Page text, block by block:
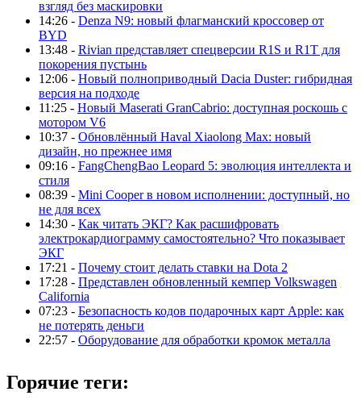
взгляд без маскировки
14:26 - Denza N9: новый флагманский кроссовер от
BYD
13:48 - Rivian представляет спецверсии R1S и R1T для
покорения пустынь
12:06 - Новый полноприводный Dacia Duster: гибридная
версия на подходе
11:25 - Новый Maserati GranCabrio: доступная роскошь с
мотором V6
10:37 - Обновлённый Haval Xiaolong Max: новый
дизайн, но прежнее имя
09:16 - FangChengBao Leopard 5: эволюция интеллекта и
стиля
08:39 - Mini Cooper в новом исполнении: доступный, но
не для всех
14:30 - Как читать ЭКГ? Как расшифровать
электрокардиограмму самостоятельно? Что показывает
ЭКГ
17:21 - Почему стоит делать ставки на Dota 2
17:28 - Представлен обновленный кемпер Volkswagen
California
07:23 - Безопасность кодов подарочных карт Apple: как
не потерять деньги
22:57 - Оборудование для обработки кромок металла
Горячие теги: